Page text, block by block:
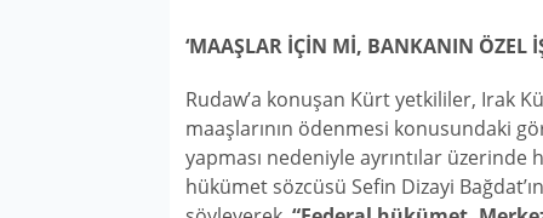
‘MAAŞLAR İÇİN Mİ, BANKANIN ÖZEL
Rudaw’a konuşan Kürt yetkililer, Irak
maaşlarının ödenmesi konusundaki
yapması nedeniyle ayrıntılar üzerinde
hükümet sözcüsü Sefin Dizayi